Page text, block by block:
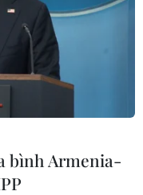
bình Armenia-